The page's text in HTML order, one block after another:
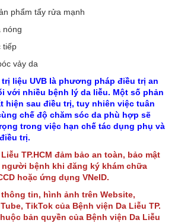
phẩm tẩy rửa mạnh
nóng
tiếp
vảy da
liệu UVB là phương pháp điều trị an
với nhiều bệnh lý da liễu. Một số phản
hiện sau điều trị, tuy nhiên việc tuân
chế độ chăm sóc da phù hợp sẽ
trong việc hạn chế tác dụng phụ và
trị.
TP.HCM đảm bảo an toàn, bảo mật
bệnh khi đăng ký khám chữa
hoặc ứng dụng VNeID.
tin, hình ảnh trên Website,
TikTok của Bệnh viện Da Liễu TP.
bản quyền của Bệnh viện Da Liễu